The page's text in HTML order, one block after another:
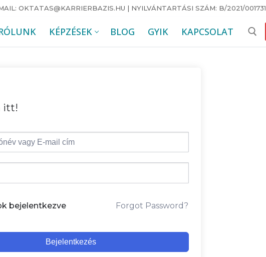
OKTATAS@KARRIERBAZIS.HU | NYILVÁNTARTÁSI SZÁM: B/2021/001731
KÉPZÉSEK BLOG GYIK KAPCSOLAT
itt!
bejelentkezve Forgot Password?
Bejelentkezés